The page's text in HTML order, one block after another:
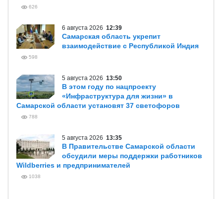
626
6 августа 2026 12:39
Самарская область укрепит
взаимодействие с Республикой Индия
598
5 августа 2026 13:50
В этом году по нацпроекту
«Инфраструктура для жизни» в
Самарской области установят 37 светофоров
788
5 августа 2026 13:35
В Правительстве Самарской области
обсудили меры поддержки работников
Wildberries и предпринимателей
1038